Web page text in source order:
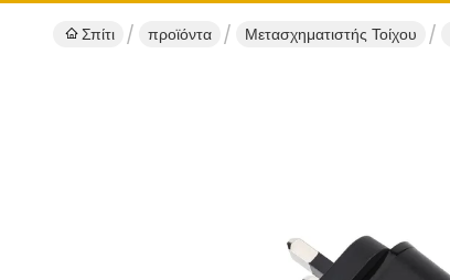
Σπίτι προϊόντα Μετασχηματιστής Τοίχου